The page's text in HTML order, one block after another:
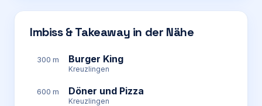
Imbiss & Takeaway in der Nähe
300 m Burger King
Kreuzlingen
600 m Döner und Pizza
Kreuzlingen